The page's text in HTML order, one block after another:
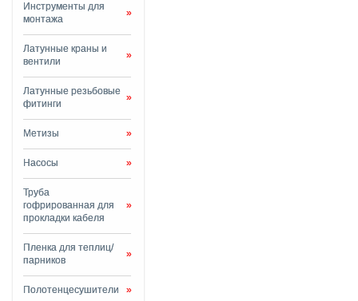
Инструменты для
монтажа
»
Латунные краны и
вентили
»
Латунные резьбовые
фитинги
»
Метизы »
Насосы »
Труба
гофрированная для
прокладки кабеля
»
Пленка для теплиц/
парников
»
Полотенцесушители »